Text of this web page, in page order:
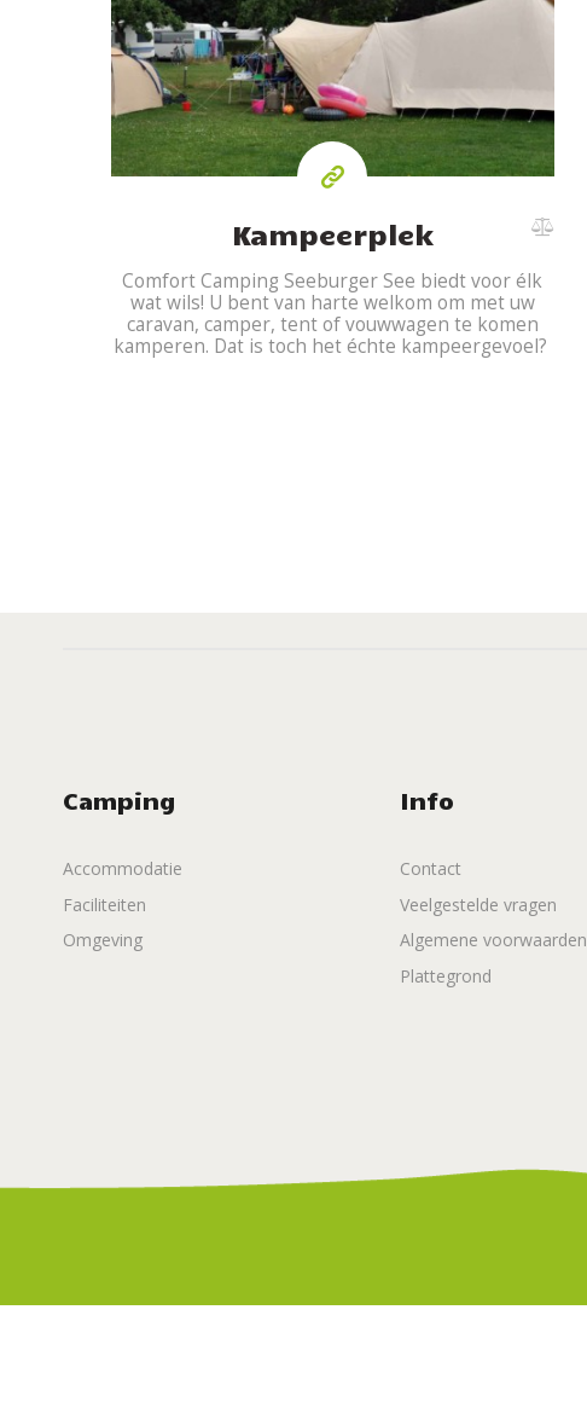
Kampeerplek
Comfort Camping Seeburger See biedt voor élk
wat wils! U bent van harte welkom om met uw
caravan, camper, tent of vouwwagen te komen
kamperen. Dat is toch het échte kampeergevoel?
Camping
Accommodatie
Faciliteiten
Omgeving
Info
Contact
Veelgestelde vragen
Algemene voorwaarden
Plattegrond